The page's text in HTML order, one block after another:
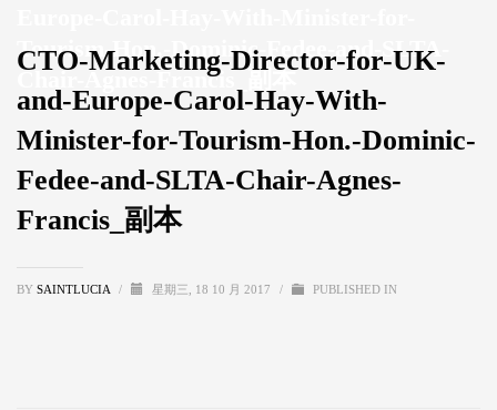
Tourism-Hon.-Dominic-Fedee-and-SLTA-
Chair-Agnes-Francis_副本
CTO-Marketing-Director-for-UK-
and-Europe-Carol-Hay-With-
Minister-for-Tourism-Hon.-Dominic-
Fedee-and-SLTA-Chair-Agnes-
Francis_副本
BY SAINTLUCIA / 星期三, 18 10 月 2017 / PUBLISHED IN